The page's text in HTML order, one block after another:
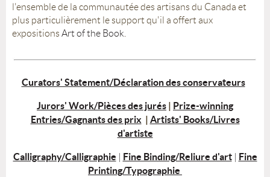
l'ensemble de la communautée des artisans du Canada et
plus particulièrement le support qu'il a offert aux
expositions Art of the Book.
Curators' Statement/Déclaration des conservateurs
Jurors' Work/Pièces des jurés
Prize-winning
Entries/Gagnants des prix
Artists' Books/Livres
d'artiste
Calligraphy/Calligraphie Fine Binding/Reliure d'art|
Fine
Printing/Typographie